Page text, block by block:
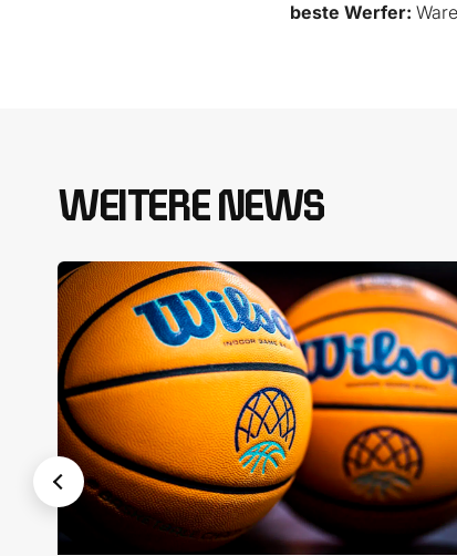
beste Werfer:
WEITERE NEWS